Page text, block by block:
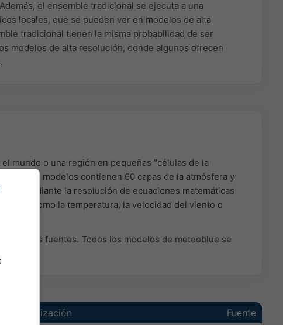
el ensemble tradicional se ejecuta a una
locales, que se pueden ver en modelos de alta
tradicional tienen la misma probabilidad de ser
modelos de alta resolución, donde algunos ofrecen
mundo o una región en pequeñas "células de la
modelos contienen 60 capas de la atmósfera y
mediante la resolución de ecuaciones matemáticas
como la temperatura, la velocidad del viento o
diversas fuentes. Todos los modelos de meteoblue se
actualización Fuente